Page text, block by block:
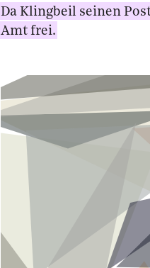
Da Klingbeil seinen
Amt frei.